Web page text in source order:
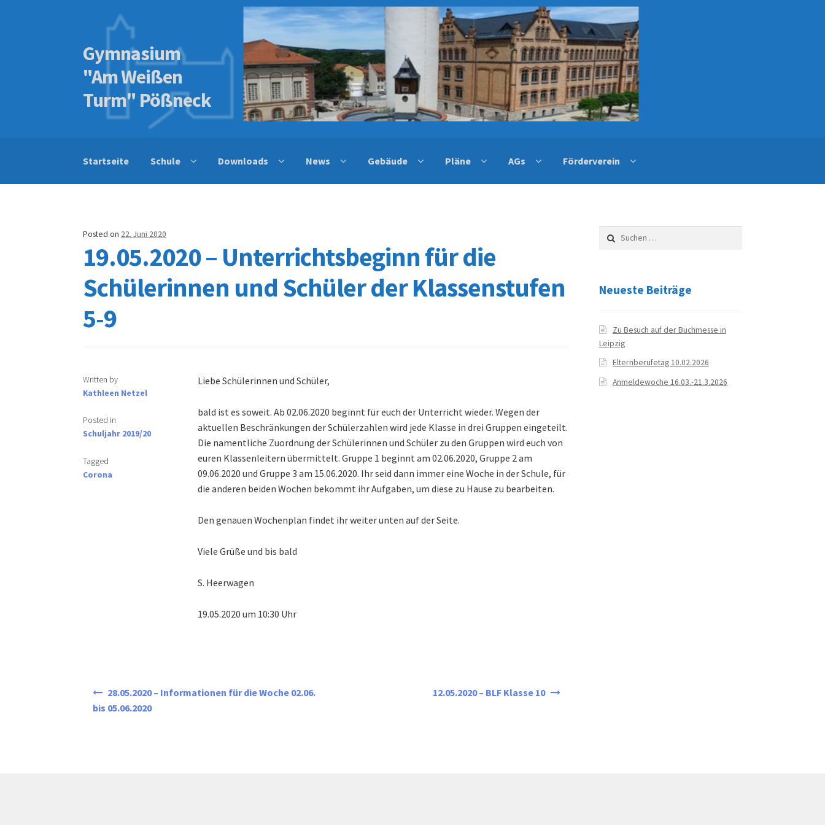
Skip
to
navigation
Skip
to
content
Gymnasium
"Am Weißen
Turm" Pößneck
Startseite Schule Downloads News Gebäude Pläne AGs Förderverein
Posted on 22. Juni 2020
19.05.2020 – Unterrichtsbeginn für die
Schülerinnen und Schüler der Klassenstufen
5-9
Written by
Kathleen Netzel
Posted in
Schuljahr 2019/20
Tagged
Corona
Liebe Schülerinnen und Schüler,
bald ist es soweit. Ab 02.06.2020 beginnt für euch der Unterricht wieder. Wegen der
aktuellen Beschränkungen der Schülerzahlen wird jede Klasse in drei Gruppen eingeteilt.
Die namentliche Zuordnung der Schülerinnen und Schüler zu den Gruppen wird euch von
euren Klassenleitern übermittelt. Gruppe 1 beginnt am 02.06.2020, Gruppe 2 am
09.06.2020 und Gruppe 3 am 15.06.2020. Ihr seid dann immer eine Woche in der Schule, für
die anderen beiden Wochen bekommt ihr Aufgaben, um diese zu Hause zu bearbeiten.
Den genauen Wochenplan findet ihr weiter unten auf der Seite.
Viele Grüße und bis bald
S. Heerwagen
19.05.2020 um 10:30 Uhr
Beitragsnavigation
28.05.2020 – Informationen für die Woche 02.06.
bis 05.06.2020
12.05.2020 – BLF Klasse 10
nach:
Neueste Beiträge
Zu Besuch auf der Buchmesse in
Leipzig
Elternberufetag 10.02.2026
Anmeldewoche 16.03.-21.3.2026